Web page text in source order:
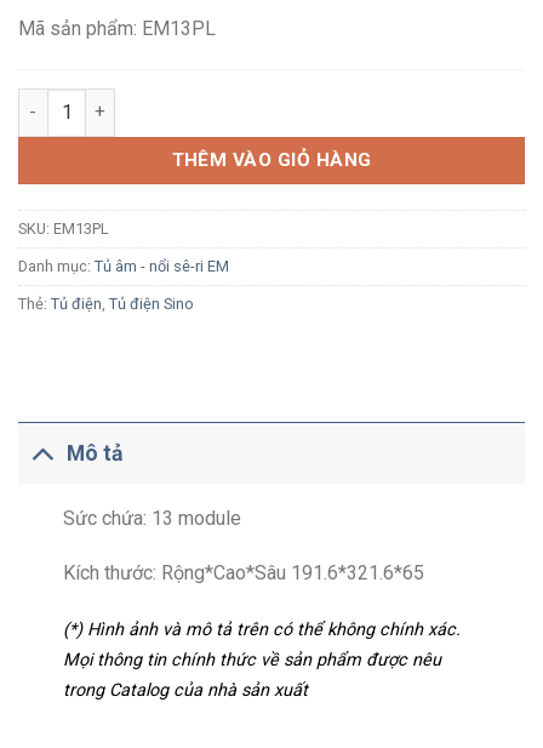
Mã sản phẩm: EM13PL
Tủ điện âm tường Sino EM13PL 13 module kim loại số lượng
THÊM VÀO GIỎ HÀNG
SKU: EM13PL
Danh mục: Tủ âm - nổi sê-ri EM
Thẻ: Tủ điện Tủ điện Sino
Mô tả
Sức chứa: 13 module
Kích thước: Rộng*Cao*Sâu 191.6*321.6*65
(*) Hình ảnh và mô tả trên có thể không chính xác.
Mọi thông tin chính thức về sản phẩm được nêu
trong Catalog của nhà sản xuất